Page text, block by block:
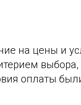
на цены и
оплаты